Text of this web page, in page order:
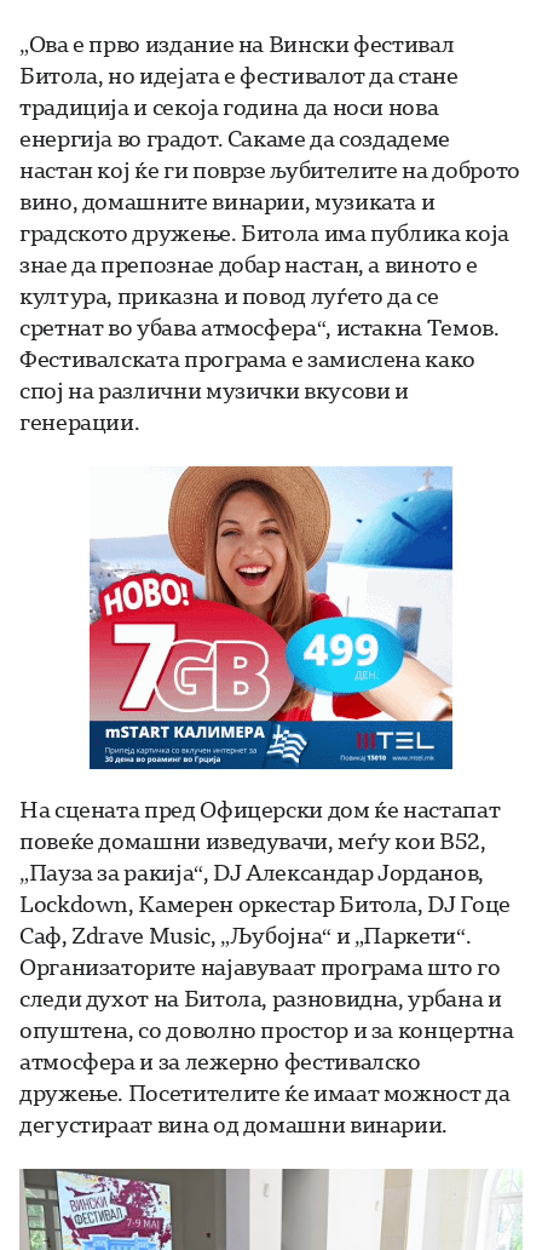
„Ова е прво издание на Вински фестивал
Битола, но идејата е фестивалот да стане
традиција и секоја година да носи нова
енергија во градот. Сакаме да создадеме
настан кој ќе ги поврзе љубителите на доброто
вино, домашните винарии, музиката и
градското дружење. Битола има публика која
знае да препознае добар настан, а виното е
култура, приказна и повод луѓето да се
сретнат во убава атмосфера“, истакна Темов.
Фестивалската програма е замислена како
спој на различни музички вкусови и
генерации.
На сцената пред Офицерски дом ќе настапат
повеќе домашни изведувачи, меѓу кои B52,
„Пауза за ракија“, DJ Александар Јорданов,
Lockdown, Камерен оркестар Битола, DJ Гоце
Саф, Zdrave Music, „Љубојна“ и „Паркети“.
Организаторите најавуваат програма што го
следи духот на Битола, разновидна, урбана и
опуштена, со доволно простор и за концертна
атмосфера и за лежерно фестивалско
дружење. Посетителите ќе имаат можност да
дегустираат вина од домашни винарии.